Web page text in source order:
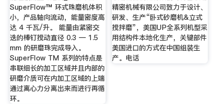
SuperFlow™ 环式珠磨机体积
小，产品轴向流动，能量密度高
达 4 千瓦/升。 能量由紧密交
迭的棒钉搅动直径 0.3 — 1.5
mm 的研磨珠完成导入。
SuperFlow TM 系列的特点是
串联细长的加工区域并且内部的
研磨介质可在内加工区域的上端
通过离心力分离出来而进行再循
环。
精密机械有限公司致力于设计、
研发、生产“卧式砂磨机&立式
搅拌磨”，美国UP全系列机型采
用结构件本地化生产，关键部件
美国进口的方式在中国组装生
产。电话